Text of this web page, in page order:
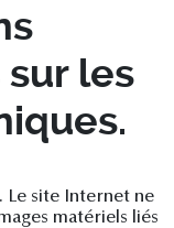
les
Le site Internet ne
matériels liés